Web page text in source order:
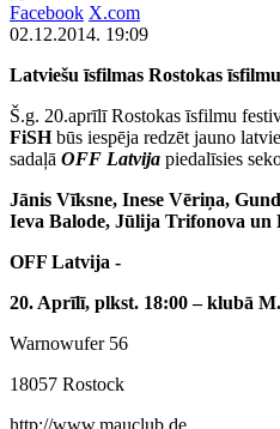
Facebook X.com
02.12.2014. 19:09
Latviešu īsfilmas Rostokas
Š.g. 20.aprīlī Rostokas īsfilmu
FiSHbūs iespēja redzēt jauno
sadaļā OFF Latvija piedalīsies
Jānis Vīksne, Inese Vēriņa,
Ieva Balode, Jūlija Trifonova un
OFF Latvija -
20. Aprīlī, plkst. 18:00 – klubā
Warnowufer 56
18057 Rostock
http://www.mauclub.de